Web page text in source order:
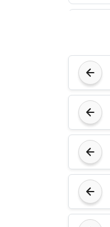
مدريد
نوتنغهام
فورست
برشلونة